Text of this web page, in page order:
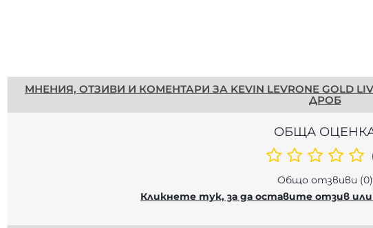
МНЕНИЯ, ОТЗИВИ И КОМЕНТАРИ ЗА KEVIN LEVRONE GOLD
ДРОБ
ОБЩА
Общо отзвиви (0)
Кликнете тук, за да оставите отзив